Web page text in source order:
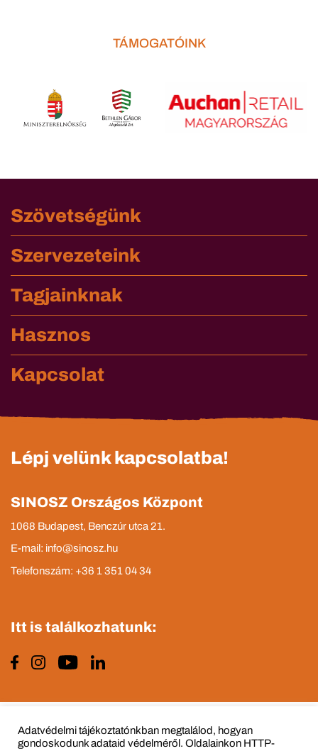
TÁMOGATÓINK
Szövetségünk
Szervezeteink
Tagjainknak
Hasznos
Kapcsolat
Lépj velünk kapcsolatba!
SINOSZ Országos Központ
1068 Budapest, Benczúr utca 21.
E-mail: info@sinosz.hu
Telefonszám: +36 1 351 04 34
Itt is találkozhatunk:
Impresszum Adatvédelmi tájékoztató
Adatvédelmi tájékoztatónkban megtalálod, hogyan
gondoskodunk adataid védelméről. Oldalainkon HTTP-